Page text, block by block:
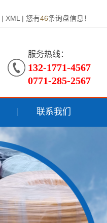
| XML | 您有46条询盘信息！
服务热线：
132-1771-4567
0771-285-2567
联系我们